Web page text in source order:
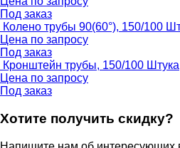
Под заказ
Колено трубы 90(60°), 150/100
Цена по запросу
Под заказ
Кронштейн трубы, 150/100 Штука
Цена по запросу
Под заказ
Хотите получить скидку?